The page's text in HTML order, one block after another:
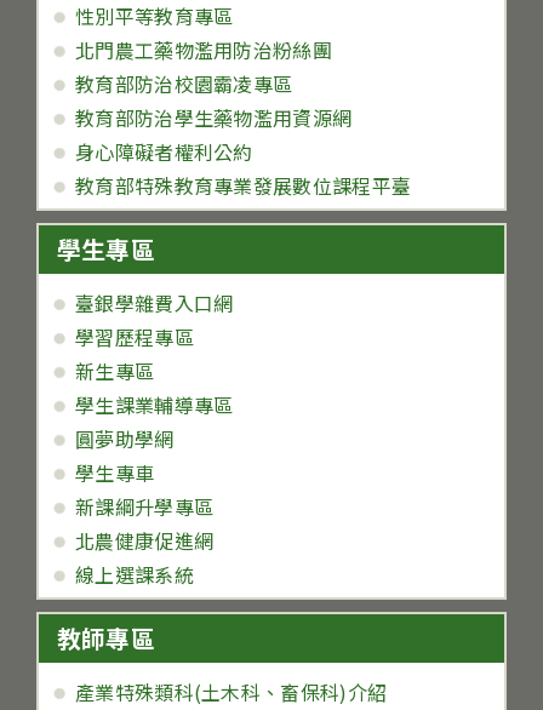
性別平等教育專區
北門農工藥物濫用防治粉絲團
教育部防治校園霸凌專區
教育部防治學生藥物濫用資源網
身心障礙者權利公約
教育部特殊教育專業發展數位課程平臺
學生專區
臺銀學雜費入口網
學習歷程專區
新生專區
學生課業輔導專區
圓夢助學網
學生專車
新課綱升學專區
北農健康促進網
線上選課系統
教師專區
產業特殊類科(土木科、畜保科)介紹